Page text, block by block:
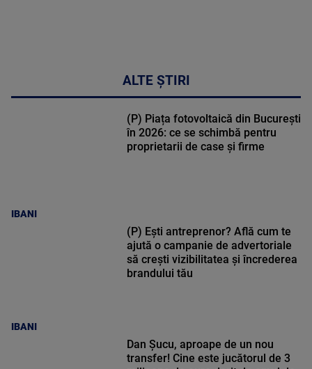
ALTE ȘTIRI
IBANI
(P) Piața fotovoltaică din București
în 2026: ce se schimbă pentru
proprietarii de case și firme
IBANI
(P) Ești antreprenor? Află cum te
ajută o campanie de advertoriale
să crești vizibilitatea și încrederea
brandului tău
Dan Șucu, aproape de un nou
transfer! Cine este jucătorul de 3